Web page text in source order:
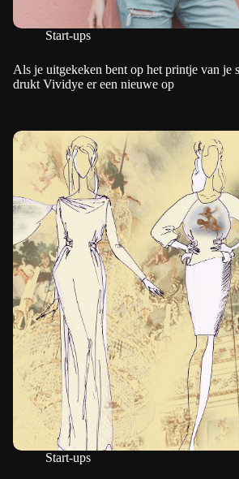
Start-ups
Als je uitgekeken bent op het printje van je
drukt Vividye er een nieuwe op
Start-ups